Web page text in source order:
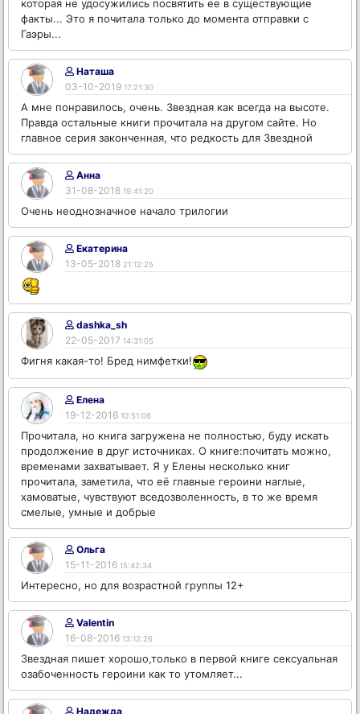
которая не удосужились посвятить ее в существующие
факты... Это я почитала только до момента отправки с
Гаэры...
Наташа
03-10-2019 17:21:30
А мне понравилось, очень. Звездная как всегда на высоте.
Правда остальные книги прочитала на другом сайте. Но
главное серия законченная, что редкость для Звездной
Анна
31-08-2018 19:41:20
Очень неоднозначное начало трилогии
Екатерина
13-05-2018 21:12:25
dashka_sh
22-05-2017 14:31:05
Фигня какая-то! Бред нимфетки!
Елена
19-12-2016 10:51:06
Прочитала, но книга загружена не полностью, буду искать
продолжение в друг источниках. О книге:почитать можно,
временами захватывает. Я у Елены несколько книг
прочитала, заметила, что её главные героини наглые,
хамоватые, чувствуют вседозволенность, в то же время
смелые, умные и добрые
Ольга
15-11-2016 15:42:34
Интересно, но для возрастной группы 12+
Valentin
16-08-2016 13:12:26
Звездная пишет хорошо,только в первой книге сексуальная
озабоченность героини как то утомляет...
Надежда